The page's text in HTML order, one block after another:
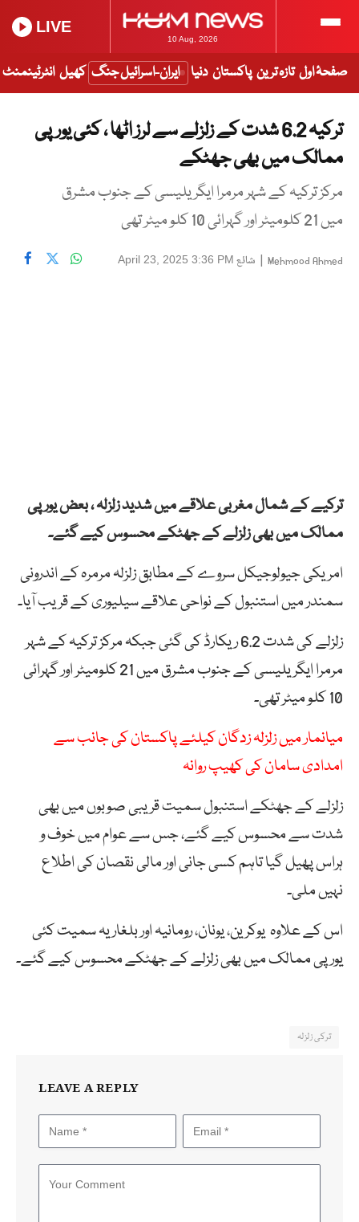
10 Aug, 2026
LIVE
صفحۂ اول تازہ ترین پاکستان دنیا ایران-اسرائیل جنگ کھیل انٹرٹینمنٹ
ترکیہ 6.2 شدت کے زلزلے سے لرز اٹھا ، کئی یورپی
ممالک میں بھی جھٹکے
مرکز ترکیہ کے شہر مرمرا ایگریلیسی کے جنوب مشرق
میں 21 کلومیٹر اور گہرائی 10 کلو میٹر تھی
Mehmood Ahmed
| شائع April 23, 2025 3:36 PM
ترکیے کے شمال مغربی علاقے میں شدید زلزلہ ، بعض یورپی
ممالک میں بھی زلزلے کے جھٹکے محسوس کیے گئے۔
امریکی جیولوجیکل سروے کے مطابق زلزلہ مرمرہ کے اندرونی
سمندر میں استنبول کے نواحی علاقے سیلیوری کے قریب آیا۔
زلزلے کی شدت 6.2 ریکارڈ کی گئی جبکہ مرکز ترکیہ کے شہر
مرمرا ایگریلیسی کے جنوب مشرق میں 21 کلومیٹر اور گہرائی
10 کلو میٹر تھی۔
میانمار میں زلزلہ زدگان کیلئے پاکستان کی جانب سے
امدادی سامان کی کھیپ روانہ
زلزلے کے جھٹکے استنبول سمیت قریبی صوبوں میں بھی
شدت سے محسوس کیے گئے، جس سے عوام میں خوف و
ہراس پھیل گیا تاہم کسی جانی اور مالی نقصان کی اطلاع
نہیں ملی۔
اس کے علاوہ یوکرین، یونان، رومانیہ اور بلغاریہ سمیت کئی
یورپی ممالک میں بھی زلزلے کے جھٹکے محسوس کیے گئے۔
ترکی زلزلہ
LEAVE A REPLY